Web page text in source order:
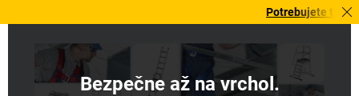
Potrebujete to
Bezpečne až na vrchol.